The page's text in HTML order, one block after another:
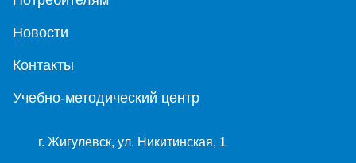
Новости
Контакты
Учебно-методический центр
г. Жигулевск, ул. Никитинская, 1